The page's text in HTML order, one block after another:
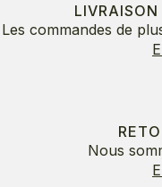
Les commandes de
Nous